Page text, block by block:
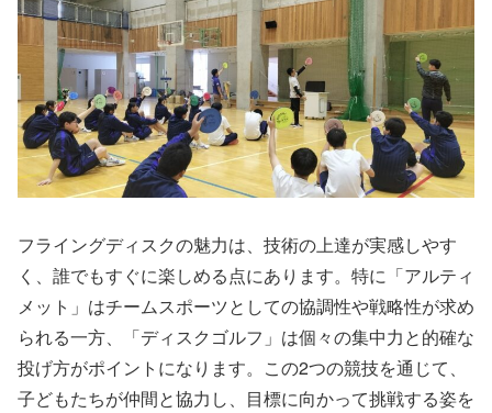
フライングディスクの魅力は、技術の上達が実感しやす
く、誰でもすぐに楽しめる点にあります。特に「アルティ
メット」はチームスポーツとしての協調性や戦略性が求め
られる一方、「ディスクゴルフ」は個々の集中力と的確な
投げ方がポイントになります。この2つの競技を通じて、
子どもたちが仲間と協力し、目標に向かって挑戦する姿を